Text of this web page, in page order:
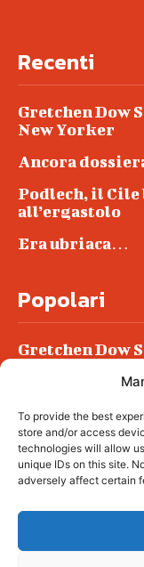
To provide the best
store and/or access
technologies will allow
unique IDs on this site.
adversely affect certain
Recenti
Gretchen Dow
New Yorker
Ancora
Podlech, il Cile
all’ergastolo
Era ubriaca…
Popolari
Gretchen Dow
Podlech, il Cile
all’ergastolo
Era ubriaca…